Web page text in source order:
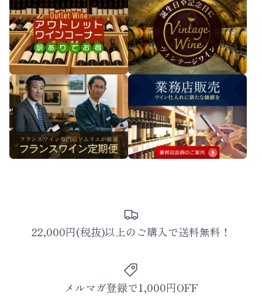
22,000円(税抜)以上のご購入で送料無料！
メルマガ登録で1,000円OFF